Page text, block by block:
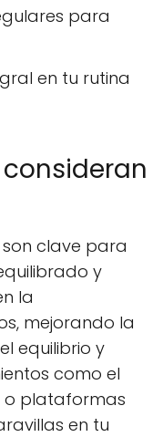
para
en tu rutina
clave para
y
la
mejorando la
equilibrio y
como el
o plataformas
en tu